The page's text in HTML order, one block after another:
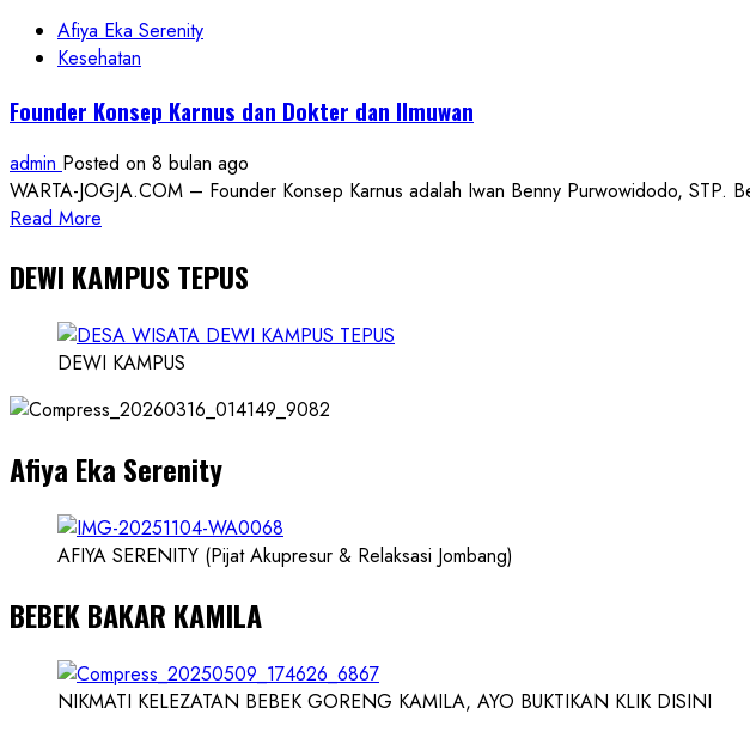
Daycare
Yogyakarta:
Kasus
Tuntas
Afiya Eka Serenity
Kesehatan
Founder Konsep Karnus dan Dokter dan Ilmuwan
admin Posted on 8 bulan ago
WARTA-JOGJA.COM – Founder Konsep Karnus adalah Iwan Benny Purwowidodo, STP.
Read More
about
Founder
Konsep
Karnus
Dokter
Ilmuwan
DEWI KAMPUS TEPUS
DEWI KAMPUS
Afiya Eka Serenity
AFIYA SERENITY (Pijat Akupresur & Relaksasi Jombang)
BEBEK BAKAR KAMILA
NIKMATI KELEZATAN BEBEK GORENG KAMILA, AYO BUKTIKAN KLIK DISINI